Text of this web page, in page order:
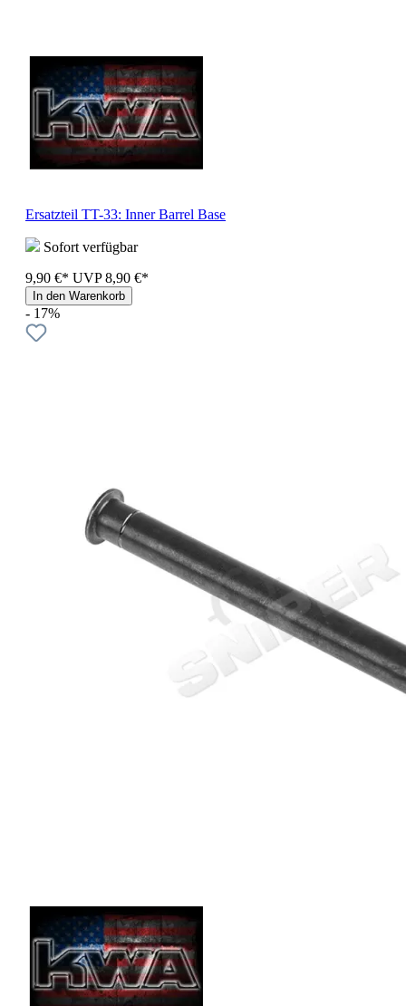
Ersatzteil TT-33: Inner Barrel Base
Sofort verfügbar
9,90 €* UVP 8,90 €*
In den Warenkorb
- 17%